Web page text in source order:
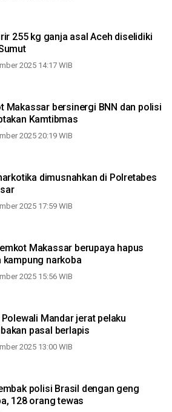
255 kg ganja asal Aceh diselidiki
2025 14:17 WIB
Makassar bersinergi BNN dan polisi
Kamtibmas
2025 20:19 WIB
dimusnahkan di Polretabes
2025 17:59 WIB
Makassar berupaya hapus
kampung narkoba
2025 15:56 WIB
Mandar jerat pelaku
pasal berlapis
2025 13:00 WIB
polisi Brasil dengan geng
128 orang tewas